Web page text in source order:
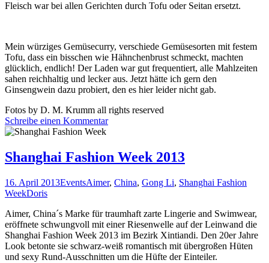
Fleisch war bei allen Gerichten durch Tofu oder Seitan ersetzt.
Mein würziges Gemüsecurry, verschiede Gemüsesorten mit festem
Tofu, dass ein bisschen wie Hähnchenbrust schmeckt, machten
glücklich, endlich! Der Laden war gut frequentiert, alle Mahlzeiten
sahen reichhaltig und lecker aus. Jetzt hätte ich gern den
Ginsengwein dazu probiert, den es hier leider nicht gab.
Fotos by D. M. Krumm all rights reserved
Schreibe einen Kommentar
Shanghai Fashion Week 2013
16. April 2013EventsAimer, China, Gong Li, Shanghai Fashion
WeekDoris
Aimer, China´s Marke für traumhaft zarte Lingerie and Swimwear,
eröffnete schwungvoll mit einer Riesenwelle auf der Leinwand die
Shanghai Fashion Week 2013 im Bezirk Xintiandi. Den 20er Jahre
Look betonte sie schwarz-weiß romantisch mit übergroßen Hüten
und sexy Rund-Ausschnitten um die Hüfte der Einteiler.